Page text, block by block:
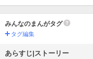
みんなのまんがタグ
タグ編集
あらすじ|ストーリー